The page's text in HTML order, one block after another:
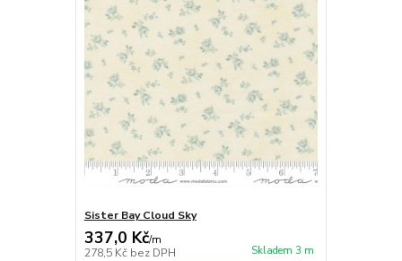
Sister Bay Cloud Sky
337,0 Kč/m
278,5 Kč bez DPH Skladem 3 m